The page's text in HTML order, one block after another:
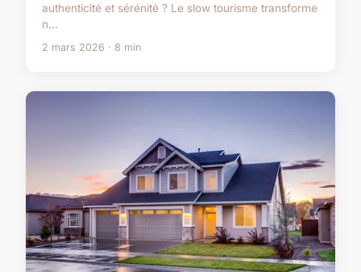
authenticité et sérénité ? Le slow tourisme transforme
n...
2 mars 2026 · 8 min